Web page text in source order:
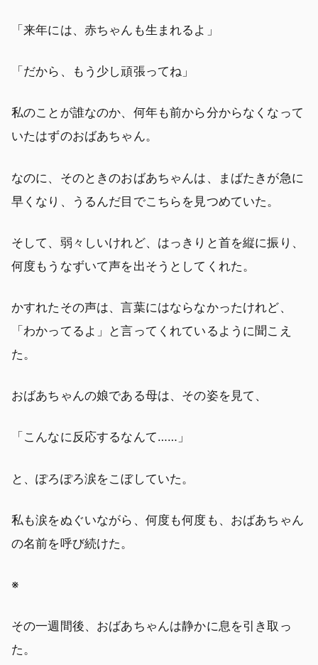
「来年には、赤ちゃんも生まれるよ」
「だから、もう少し頑張ってね」
私のことが誰なのか、何年も前から分からなくなって
いたはずのおばあちゃん。
なのに、そのときのおばあちゃんは、まばたきが急に
早くなり、うるんだ目でこちらを見つめていた。
そして、弱々しいけれど、はっきりと首を縦に振り、
何度もうなずいて声を出そうとしてくれた。
かすれたその声は、言葉にはならなかったけれど、
「わかってるよ」と言ってくれているように聞こえ
た。
おばあちゃんの娘である母は、その姿を見て、
「こんなに反応するなんて……」
と、ぽろぽろ涙をこぼしていた。
私も涙をぬぐいながら、何度も何度も、おばあちゃん
の名前を呼び続けた。
※
その一週間後、おばあちゃんは静かに息を引き取っ
た。